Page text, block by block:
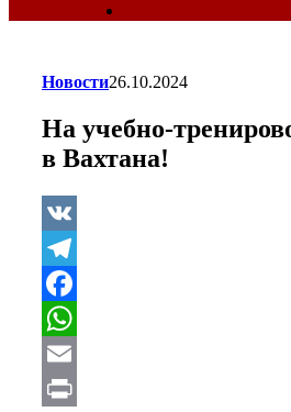
Новости26.10.2024
На учебно-
в Вахтана!
VK
Telegram
Facebook
WhatsApp
Email